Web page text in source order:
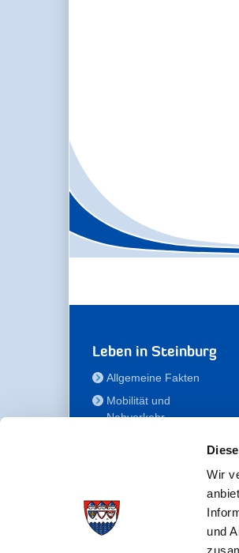
Wir
und
Leben in Steinburg
Allgemeine Fakten
Mobilität und
Nahverkehr
Gesundheit
Bildung